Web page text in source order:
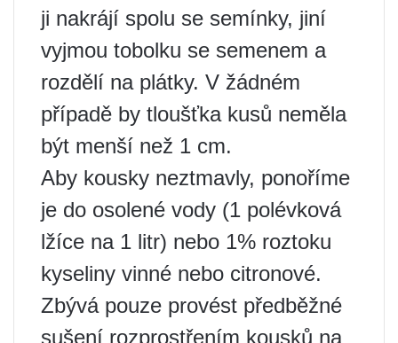
ji nakrájí spolu se semínky, jiní
vyjmou tobolku se semenem a
rozdělí na plátky. V žádném
případě by tloušťka kusů neměla
být menší než 1 cm.
Aby kousky neztmavly, ponoříme
je do osolené vody (1 polévková
lžíce na 1 litr) nebo 1% roztoku
kyseliny vinné nebo citronové.
Zbývá pouze provést předběžné
sušení rozprostřením kousků na